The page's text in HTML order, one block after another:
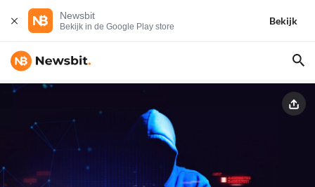
Newsbit
Bekijk in de Google Play store
Bekijk